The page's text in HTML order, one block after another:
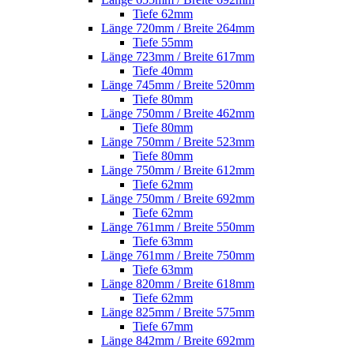
Tiefe 62mm
Länge 720mm / Breite 264mm
Tiefe 55mm
Länge 723mm / Breite 617mm
Tiefe 40mm
Länge 745mm / Breite 520mm
Tiefe 80mm
Länge 750mm / Breite 462mm
Tiefe 80mm
Länge 750mm / Breite 523mm
Tiefe 80mm
Länge 750mm / Breite 612mm
Tiefe 62mm
Länge 750mm / Breite 692mm
Tiefe 62mm
Länge 761mm / Breite 550mm
Tiefe 63mm
Länge 761mm / Breite 750mm
Tiefe 63mm
Länge 820mm / Breite 618mm
Tiefe 62mm
Länge 825mm / Breite 575mm
Tiefe 67mm
Länge 842mm / Breite 692mm